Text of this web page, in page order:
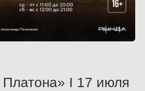
Платона» I 17 июля